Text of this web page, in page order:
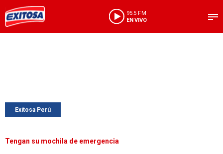
95.5 FM
EN VIVO
Exitosa Perú
Tengan su mochila de emergencia